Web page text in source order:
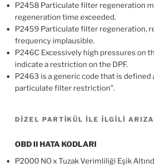
P2458 Particulate filter regeneration
regeneration time exceeded.
P2459 Particulate filter regeneration,
frequency implausible.
P246C Excessively high pressures on
indicate a restriction on the DPF.
P2463 is a generic code that is defined
particulate filter restriction”.
DİZEL PARTİKÜL İLE İLGİLİ
OBD II HATA KODLARI
P2000 NO x Tuzak Verimliliği Eşik